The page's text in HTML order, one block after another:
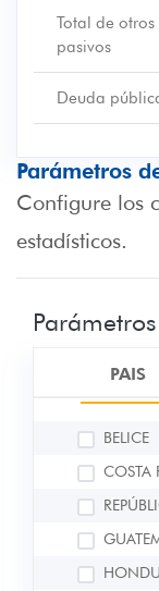
Total de
pasivos
Deuda
Parámetros
Configure los
estadísticos.
PAIS
BELICE
COSTA